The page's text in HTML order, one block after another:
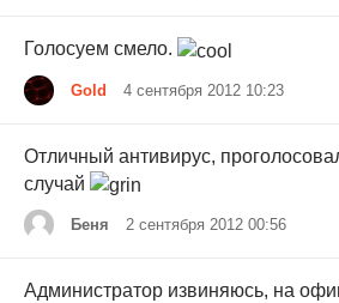
Голосуем смело.
Gold 4 сентября 2012 10:23
Отличный антивирус,
случай
Беня 2 сентября 2012 00:56
Администратор извиняюсь, на